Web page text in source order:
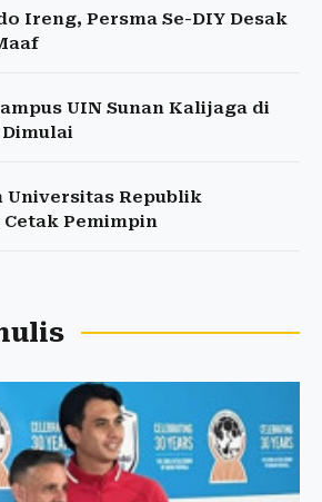
Ireng, Persma Se-DIY Desak
UIN Sunan Kalijaga di
Universitas Republik
Pemimpin